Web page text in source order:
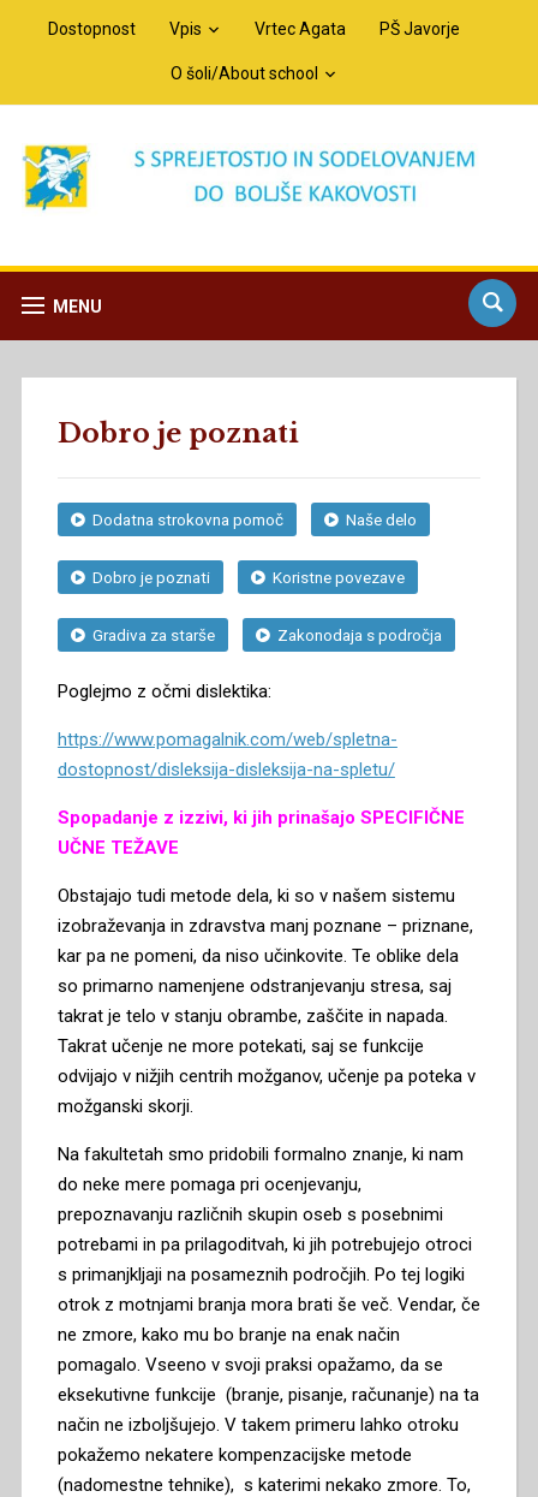
Dostopnost Vpis Vrtec Agata PŠ Javorje
O šoli/About school
MENU
Dobro je poznati
Dodatna strokovna pomoč Naše delo
Dobro je poznati Koristne povezave
Gradiva za starše Zakonodaja s področja
Poglejmo z očmi dislektika:
https://www.pomagalnik.com/web/spletna-
dostopnost/disleksija-disleksija-na-spletu/
Spopadanje z izzivi, ki jih prinašajo SPECIFIČNE
UČNE TEŽAVE
Obstajajo tudi metode dela, ki so v našem sistemu
izobraževanja in zdravstva manj poznane – priznane,
kar pa ne pomeni, da niso učinkovite. Te oblike dela
so primarno namenjene odstranjevanju stresa, saj
takrat je telo v stanju obrambe, zaščite in napada.
Takrat učenje ne more potekati, saj se funkcije
odvijajo v nižjih centrih možganov, učenje pa poteka v
možganski skorji.
Na fakultetah smo pridobili formalno znanje, ki nam
do neke mere pomaga pri ocenjevanju,
prepoznavanju različnih skupin oseb s posebnimi
potrebami in pa prilagoditvah, ki jih potrebujejo otroci
s primanjkljaji na posameznih področjih. Po tej logiki
otrok z motnjami branja mora brati še več. Vendar, če
ne zmore, kako mu bo branje na enak način
pomagalo. Vseeno v svoji praksi opažamo, da se
eksekutivne funkcije (branje, pisanje, računanje) na ta
način ne izboljšujejo. V takem primeru lahko otroku
pokažemo nekatere kompenzacijske metode
(nadomestne tehnike), s katerimi nekako zmore. To,